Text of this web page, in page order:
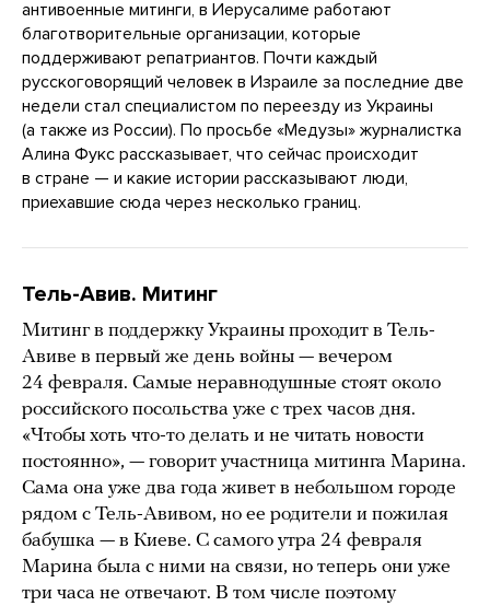
антивоенные митинги, в Иерусалиме работают
благотворительные организации, которые
поддерживают репатриантов. Почти каждый
русскоговорящий человек в Израиле за последние две
недели стал специалистом по переезду из Украины
(а также из России). По просьбе «Медузы» журналистка
Алина Фукс рассказывает, что сейчас происходит
в стране — и какие истории рассказывают люди,
приехавшие сюда через несколько границ.
Тель-Авив. Митинг
Митинг в поддержку Украины проходит в Тель-
Авиве в первый же день войны — вечером
24 февраля. Самые неравнодушные стоят около
российского посольства уже с трех часов дня.
«Чтобы хоть что-то делать и не читать новости
постоянно», — говорит участница митинга Марина.
Сама она уже два года живет в небольшом городе
рядом с Тель-Авивом, но ее родители и пожилая
бабушка — в Киеве. С самого утра 24 февраля
Марина была с ними на связи, но теперь они уже
три часа не отвечают. В том числе поэтому